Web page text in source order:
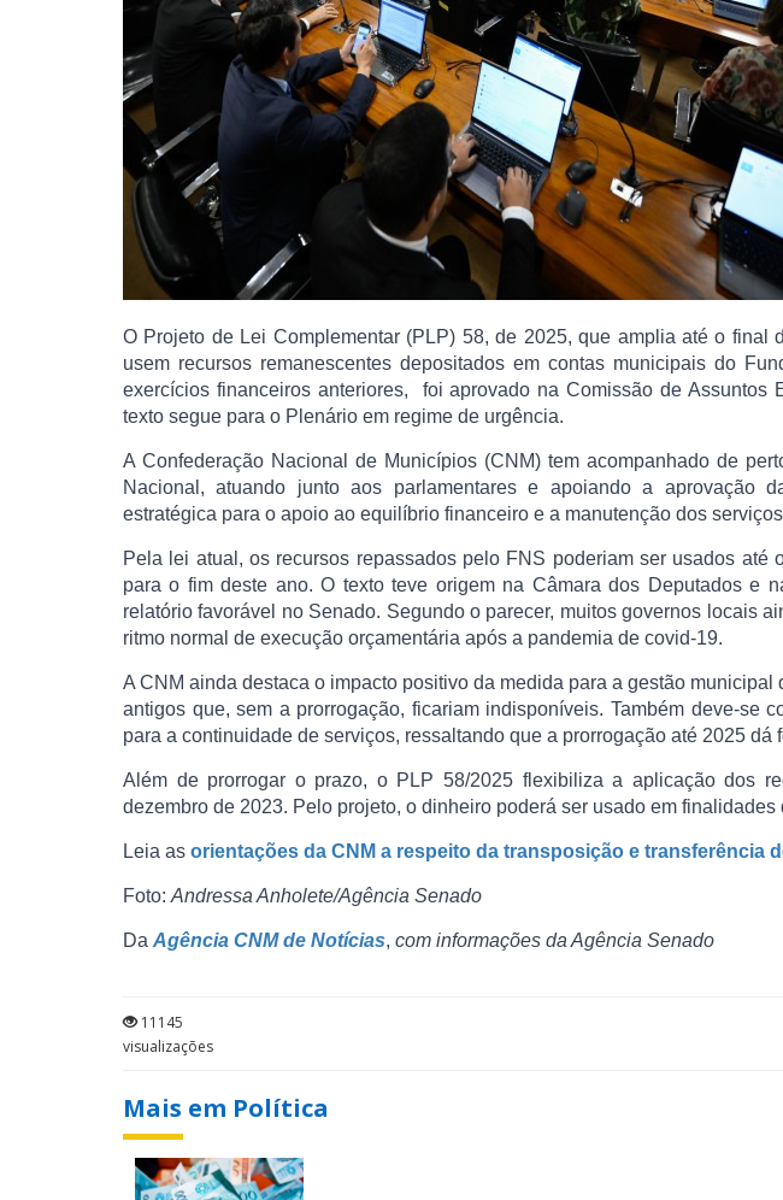
O Projeto de Lei Complementar (PLP) 58, de 2025, que amplia até o final
usem recursos remanescentes depositados em contas municipais do
exercícios financeiros anteriores, foi aprovado na Comissão de Assuntos
texto segue para o Plenário em regime de urgência.
A Confederação Nacional de Municípios (CNM) tem acompanhado de
Nacional, atuando junto aos parlamentares e apoiando a aprovação
estratégica para o apoio ao equilíbrio financeiro e a manutenção dos
Pela lei atual, os recursos repassados pelo FNS poderiam ser usados até
para o fim deste ano. O texto teve origem na Câmara dos Deputados e
relatório favorável no Senado. Segundo o parecer, muitos governos locais
ritmo normal de execução orçamentária após a pandemia de covid-19.
A CNM ainda destaca o impacto positivo da medida para a gestão
antigos que, sem a prorrogação, ficariam indisponíveis. Também deve-se
para a continuidade de serviços, ressaltando que a prorrogação até 2025
Além de prorrogar o prazo, o PLP 58/2025 flexibiliza a aplicação dos
dezembro de 2023. Pelo projeto, o dinheiro poderá ser usado em finalidades
Leia as orientações da CNM a respeito da transposição e transferência
Foto: Andressa Anholete/Agência Senado
Da Agência CNM de Notícias, com informações da Agência Senado
11145
visualizações
Mais em Política